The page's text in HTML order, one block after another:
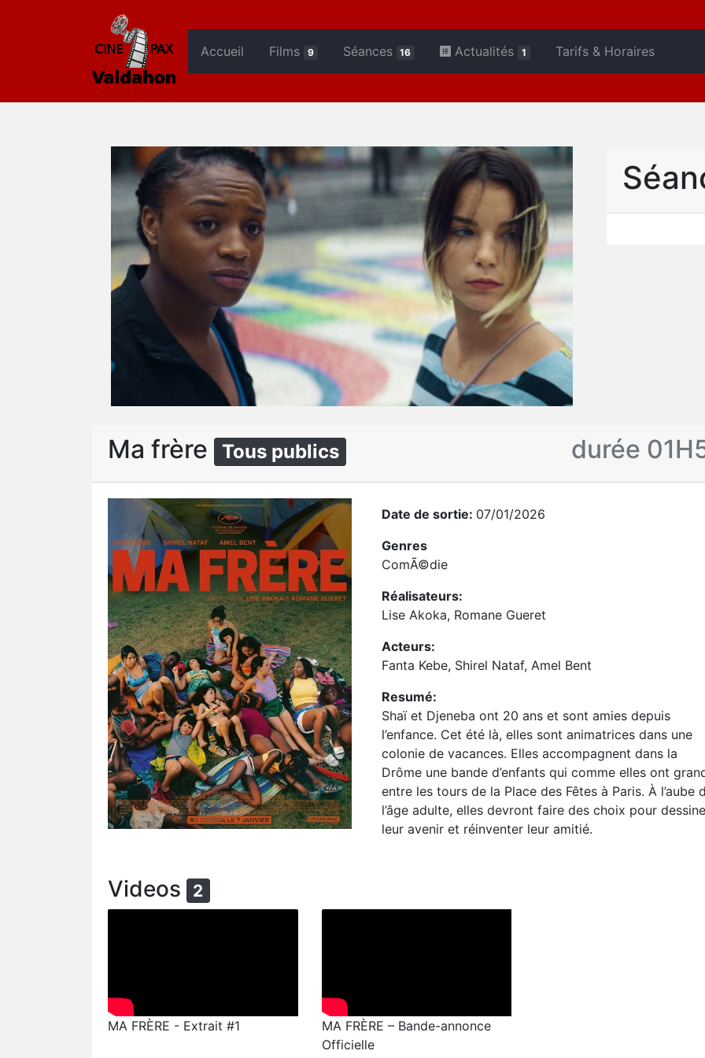
Accueil Films 9 Séances 16 Actualités 1 Tarifs & Horaires
Ma frère Tous publics durée
Date de sortie: 07/01/2026
Genres
ComÃ©die
Réalisateurs:
Lise Akoka, Romane Gueret
Acteurs:
Fanta Kebe, Shirel Nataf, Amel Bent
Resumé:
Shaï et Djeneba ont 20 ans et sont amies depuis
l’enfance. Cet été là, elles sont animatrices dans une
colonie de vacances. Elles accompagnent dans la
Drôme une bande d’enfants qui comme elles ont
entre les tours de la Place des Fêtes à Paris. À l’aube
l’âge adulte, elles devront faire des choix pour
leur avenir et réinventer leur amitié.
Videos 2
MA FRÈRE - Extrait #1
MA FRÈRE – Bande-annonce
Officielle